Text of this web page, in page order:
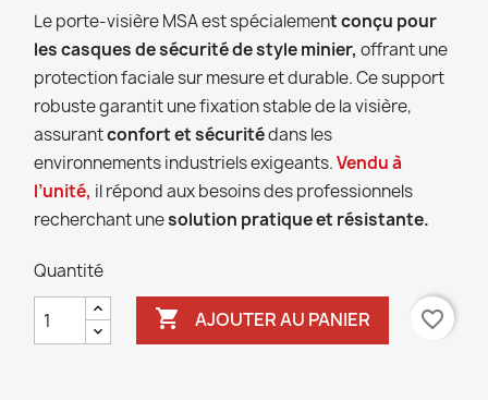
Le porte-visière MSA est spécialement conçu pour
les casques de sécurité de style minier, offrant une
protection faciale sur mesure et durable. Ce support
robuste garantit une fixation stable de la visière,
assurantconfort et sécuritédans les
environnements industriels exigeants.Vendu à
l’unité, il répond aux besoins des professionnels
recherchant unesolution pratique et résistante.
Quantité
 AJOUTER AU PANIER favorite_border